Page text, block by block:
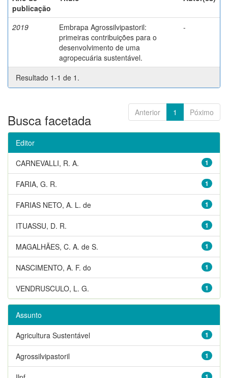
publicação
2019
Embrapa Agrossilvipastoril:
primeiras contribuições para o
desenvolvimento de uma
agropecuária sustentável.
-
Resultado 1-1 de 1.
Anterior 1 Póximo
Busca facetada
Editor
1
CARNEVALLI, R. A.
1
FARIA, G. R.
1
FARIAS NETO, A. L. de
1
ITUASSU, D. R.
1
MAGALHÃES, C. A. de S.
1
NASCIMENTO, A. F. do
1
VENDRUSCULO, L. G.
Assunto
1
Agricultura Sustentável
1
Agrossilvipastoril